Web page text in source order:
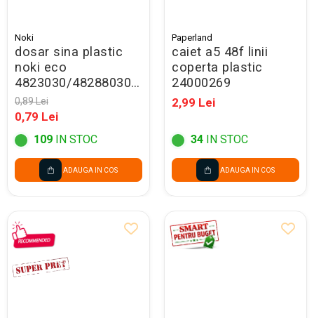
Noki
dosar sina plastic
noki eco
4823030/48288030/lm016
galben -promo
0,89 Lei
0,79 Lei
109 IN STOC
ADAUGA IN COS
Paperland
caiet a5 48f linii
coperta plastic
24000269
2,99 Lei
34 IN STOC
ADAUGA IN COS